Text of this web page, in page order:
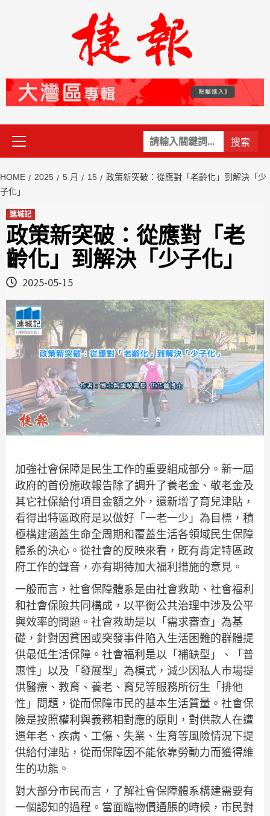
關
鍵
Primary
Menu
HOME 2025 5 月 15
政策新突破：從應對「老齡化」到解決「少
子化」
連城記
政策新突破：從應對「老
齡化」到解決「少子化」
2025-05-15
加強社會保障是民生工作的重要組成部分。新一屆
政府的首份施政報告除了調升了養老金、敬老金及
其它社保給付項目金額之外，還新增了育兒津貼，
看得出特區政府是以做好「一老一少」為目標，積
極構建涵蓋生命全周期和覆蓋生活各領域民生保障
體系的決心。從社會的反映來看，既有肯定特區政
府工作的聲音，亦有期待加大福利措施的意見。
一般而言，社會保障體系是由社會救助、社會福利
和社會保險共同構成，以平衡公共治理中涉及公平
與效率的問題。社會救助是以「需求審查」為基
礎，針對因貧困或突發事件陷入生活困難的群體提
供最低生活保障。社會福利是以「補缺型」、「普
惠性」以及「發展型」為模式，減少因私人市場提
供醫療、教育、養老、育兒等服務所衍生「排他
性」問題，從而保障市民的基本生活質量。社會保
險是按照權利與義務相對應的原則，對供款人在遭
遇年老、疾病、工傷、失業、生育等風險情況下提
供給付津貼，從而保障因不能依靠勞動力而獲得維
生的功能。
對大部分市民而言，了解社會保障體系構建需要有
一個認知的過程。當面臨物價通脹的時候，市民對